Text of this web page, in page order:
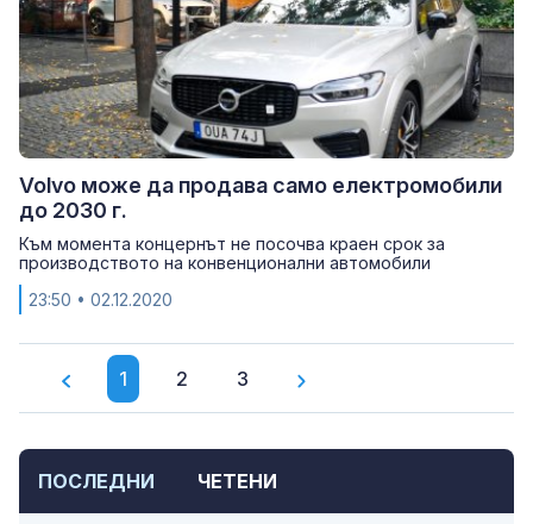
Volvo може да продава само електромобили
до 2030 г.
Към момента концернът не посочва краен срок за
производството на конвенционални автомобили
23:50 • 02.12.2020
1 2 3
ПОСЛЕДНИ ЧЕТЕНИ